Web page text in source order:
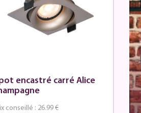
encastré carré Alice
conseillé : 26.99 €